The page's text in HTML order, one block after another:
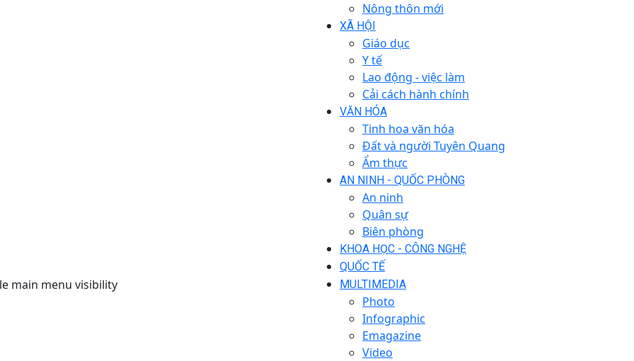
main menu visibility
Nông thôn mới
XÃ HỘI
Giáo dục
Y tế
Lao động - việc làm
Cải cách hành chính
VĂN HÓA
Tinh hoa văn hóa
Đất và người Tuyên Quang
Ẩm thực
AN NINH - QUỐC PHÒNG
An ninh
Quân sự
Biên phòng
KHOA HỌC - CÔNG NGHỆ
QUỐC TẾ
MULTIMEDIA
Photo
Infographic
Emagazine
Video